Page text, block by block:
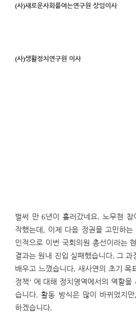
(사)새로운사회를여는연구원 상임이사
(사)생활정치연구원 이사
벌써 만6년이 흘러갔네요. 노무현 참
작했는데 , 이제 다음 정권을 고민하는
인적으로 이번 국회의원 총선이라는
결과는 원내 진입 실패했습니다. 그 과
배우고 느꼈습니다. 새사연의 초기 목
정책’ 에 대해 정치영역에서의 역할을
습니다.활동 방식은 많이 바뀌었지만,
하겠습니다.